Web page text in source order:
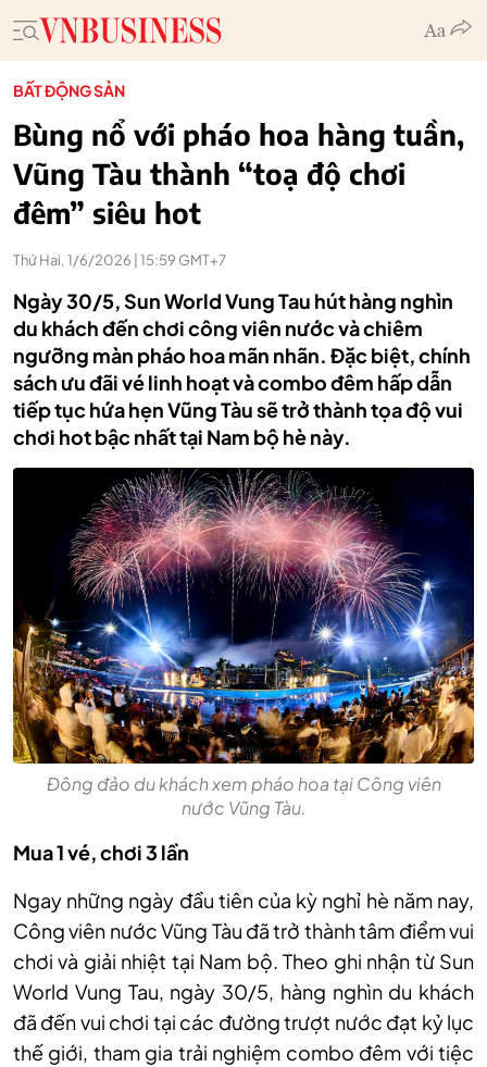
BẤT ĐỘNG SẢN
Bùng nổ với pháo hoa hàng tuần,
Vũng Tàu thành “toạ độ chơi
đêm” siêu hot
Thứ Hai, 1/6/2026 | 15:59 GMT+7
Ngày 30/5, Sun World Vung Tau hút hàng nghìn
du khách đến chơi công viên nước và chiêm
ngưỡng màn pháo hoa mãn nhãn. Đặc biệt, chính
sách ưu đãi vé linh hoạt và combo đêm hấp dẫn
tiếp tục hứa hẹn Vũng Tàu sẽ trở thành tọa độ vui
chơi hot bậc nhất tại Nam bộ hè này.
Đông đảo du khách xem pháo hoa tại Công viên
nước Vũng Tàu.
Mua 1 vé, chơi 3 lần
Ngay những ngày đầu tiên của kỳ nghỉ hè năm nay,
Công viên nước Vũng Tàu đã trở thành tâm điểm vui
chơi và giải nhiệt tại Nam bộ. Theo ghi nhận từ Sun
World Vung Tau, ngày 30/5, hàng nghìn du khách
đã đến vui chơi tại các đường trượt nước đạt kỷ lục
thế giới, tham gia trải nghiệm combo đêm với tiệc